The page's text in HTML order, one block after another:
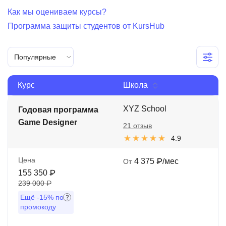
Как мы оцениваем курсы?
Программа защиты студентов от KursHub
Популярные
Курс Школа
Годовая программа
Game Designer
XYZ School
4.9
21 отзыв
Цена
155 350 ₽
239 000 ₽
Ещё -15% по
промокоду
От 4 375 ₽/мес
Аналитика
Менеджмент
Иностранные языки
Soft Skills
ДПО
Детям
Акции и промокоды